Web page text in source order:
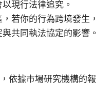
現行法律追究。
若你的行為跨境發生，
共同執法協定的影響。
依據市場研究機構的報